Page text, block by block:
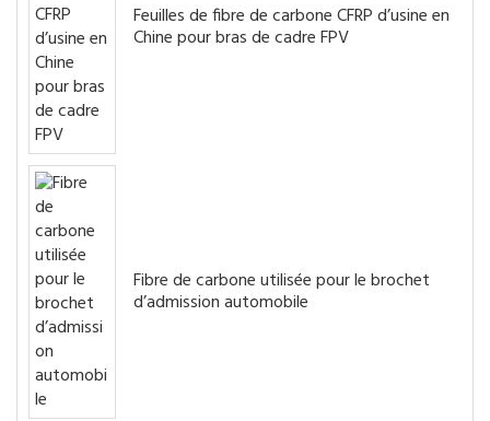
Feuilles de fibre de carbone CFRP d’usine en
Chine pour bras de cadre FPV
Fibre de carbone utilisée pour le brochet
d’admission automobile